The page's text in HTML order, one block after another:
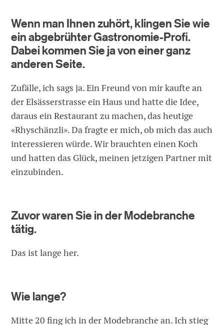
Wenn man Ihnen zuhört, klingen Sie wie
ein abgebrühter Gastronomie-Profi.
Dabei kommen Sie ja von einer ganz
anderen Seite.
Zufälle, ich sags ja. Ein Freund von mir kaufte an
der Elsässerstrasse ein Haus und hatte die Idee,
daraus ein Restaurant zu machen, das heutige
«Rhyschänzli». Da fragte er mich, ob mich das auch
interessieren würde. Wir brauchten einen Koch
und hatten das Glück, meinen jetzigen Partner mit
einzubinden.
Zuvor waren Sie in der Modebranche
tätig.
Das ist lange her.
Wie lange?
Mitte 20 fing ich in der Modebranche an. Ich stieg